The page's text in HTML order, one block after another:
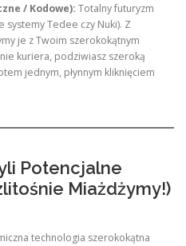
/ Kodowe): Totalny futuryzm
Tedee czy Nuki). Z
je z Twoim szerokokątnym
kuriera, podziwiasz szeroką
jednym, płynnym kliknięciem
Potencjalne
Miażdżymy!)
technologia szerokokątna